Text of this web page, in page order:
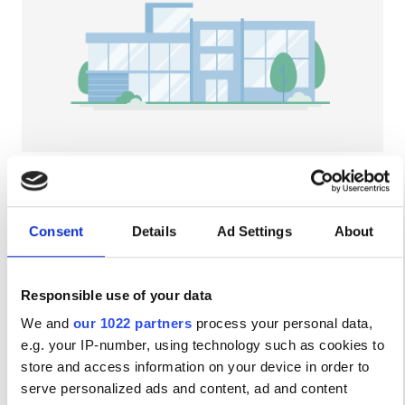
Consent Details Ad Settings About
Responsible use of your data
We and our 1022 partners process your personal data,
e.g. your IP-number, using technology such as cookies to
store and access information on your device in order to
serve personalized ads and content, ad and content
Ασθενείς με Ηπατίτιδα B
Ασθενείς με Ηπατίτιδα C
Παροχές
Δωρεάν WiFi
Τηλεοπτικές Οθόνες
Δωρεάν Μεταφορά
NephroPlus at Medha Health Care Private
Ltd
Deoghar, India
2.89 χλμ από το κέντρο της πόλης
Ανά θεραπεία
Αιμοκάθαρση HD €79
Αιμοκάθαρση HDF €89
Κράτηση